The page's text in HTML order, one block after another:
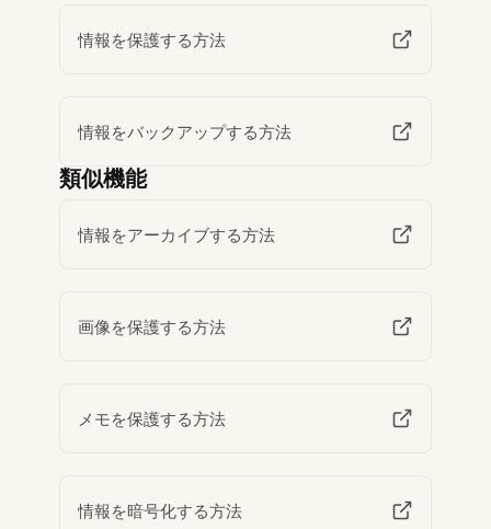
情報を保護する方法
情報をバックアップする方法
類似機能
情報をアーカイブする方法
画像を保護する方法
メモを保護する方法
情報を暗号化する方法